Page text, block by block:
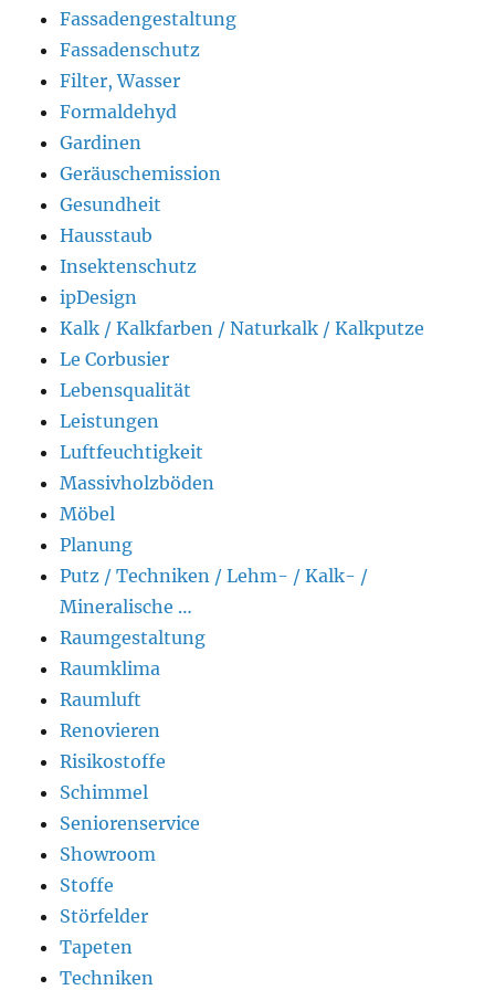
Fassadengestaltung
Fassadenschutz
Filter, Wasser
Formaldehyd
Gardinen
Geräuschemission
Gesundheit
Hausstaub
Insektenschutz
ipDesign
Kalk / Kalkfarben / Naturkalk / Kalkputze
Le Corbusier
Lebensqualität
Leistungen
Luftfeuchtigkeit
Massivholzböden
Möbel
Planung
Putz / Techniken / Lehm- / Kalk- /
Mineralische …
Raumgestaltung
Raumklima
Raumluft
Renovieren
Risikostoffe
Schimmel
Seniorenservice
Showroom
Stoffe
Störfelder
Tapeten
Techniken